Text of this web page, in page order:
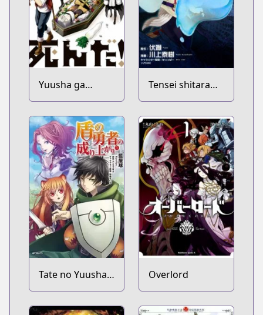
Yuusha ga
Shinda!:
Murabito no Ore
ga Hotta
Otoshiana ni
Yuusha ga
Ochita Kekka.
Tensei shitara
Slime Datta Ken
Tate no Yuusha
no Nariagari
Overlord